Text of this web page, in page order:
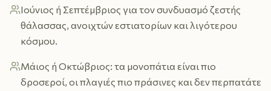
Ιούνιος ή Σεπτέμβριος για τον συνδυασμό ζεστής
θάλασσας, ανοιχτών εστιατορίων και λιγότερου
κόσμου.
Μάιος ή Οκτώβριος: τα μονοπάτια είναι πιο
δροσεροί, οι πλαγιές πιο πράσινες και δεν περπατάτε